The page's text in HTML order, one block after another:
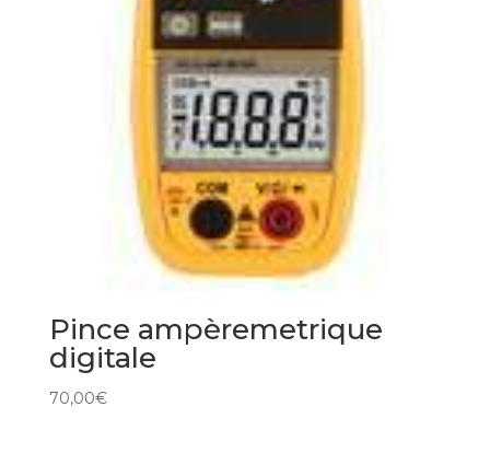
Pince ampèremetrique
digitale
70,00€